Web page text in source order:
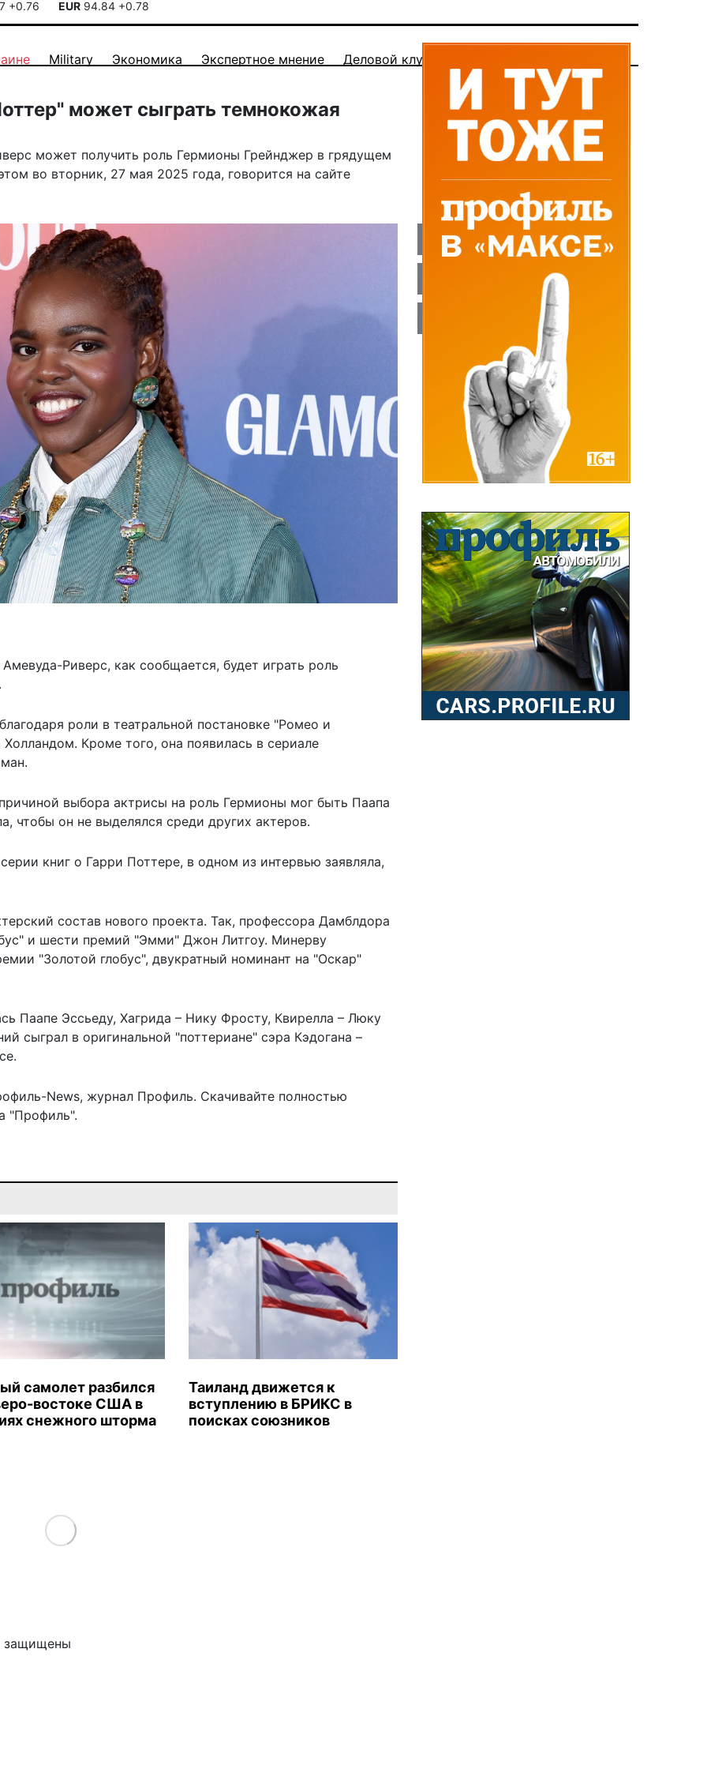
+0.76 EUR 94.84 +0.78
Military Экономика Экспертное мнение Деловой клуб
может сыграть темнокожая
может получить роль Гермионы Грейнджер в грядущем
во вторник, 27 мая 2025 года, говорится на сайте
Риверс, как сообщается, будет играть роль
роли в театральной постановке "Ромео и
Кроме того, она появилась в сериале
выбора актрисы на роль Гермионы мог быть Паапа
чтобы он не выделялся среди других актеров.
книг о Гарри Поттере, в одном из интервью заявляла,
состав нового проекта. Так, профессора Дамблдора
и шести премий "Эмми" Джон Литгоу. Минерву
"Золотой глобус", двукратный номинант на "Оскар"
Паапе Эссьеду, Хагрида – Нику Фроcту, Квирелла – Люку
сыграл в оригинальной "поттериане" сэра Кэдогана –
News, журнал Профиль. Скачивайте полностью
"Профиль".
самолет разбился
востоке США в
снежного шторма
Таиланд движется к
вступлению в БРИКС в
поисках союзников
Load More
защищены